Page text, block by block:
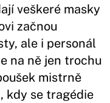
veškeré masky
začnou
ale i personál
na ně jen trochu
mistrně
kdy se tragédie